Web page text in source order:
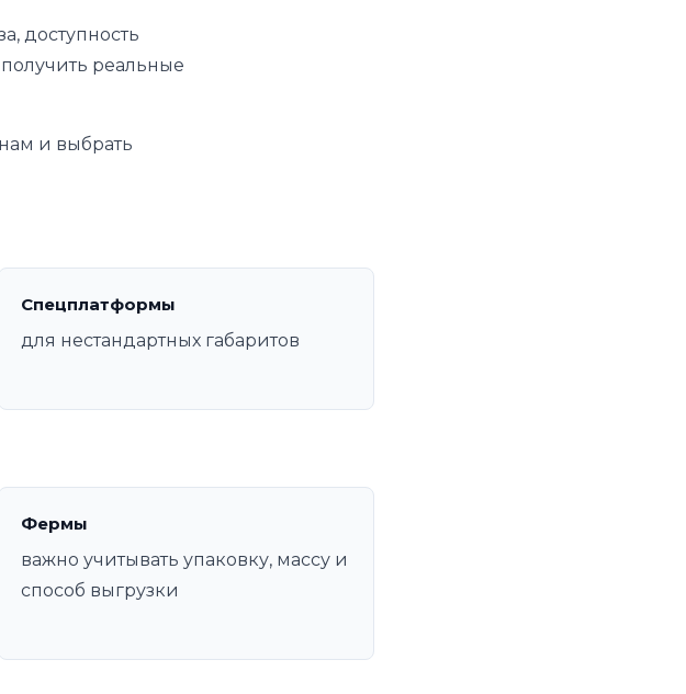
доступность
реальные
и выбрать
Спецплатформы
для нестандартных габаритов
Фермы
важно учитывать упаковку, массу и
способ выгрузки